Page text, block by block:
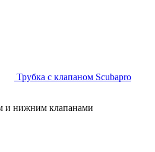
Трубка с клапаном Scubapro
и нижним клапанами